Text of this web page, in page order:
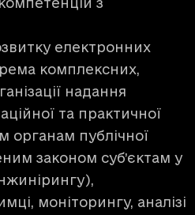
електронних
комплексних,
надання
та практичної
органам публічної
законом суб’єктам у
моніторингу, аналізі